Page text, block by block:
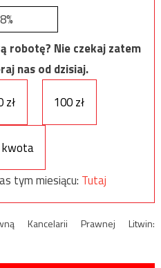
8%
robotę? Nie czekaj zatem
nas od dzisiaj.
zł 100 zł
kwota
tym miesiącu: Tutaj
Kancelarii Prawnej Litwin: